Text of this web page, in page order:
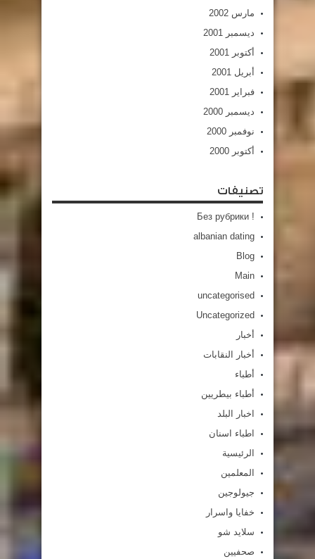
مارس 2002
ديسمبر 2001
أكتوبر 2001
أبريل 2001
فبراير 2001
ديسمبر 2000
نوفمبر 2000
أكتوبر 2000
تصنيفات
! Без рубрики
albanian dating
Blog
Main
uncategorised
Uncategorized
أخبار
أخبار النقابات
أطباء
أطباء بيطريين
اخبار البلد
اطباء اسنان
الرئيسية
المعلمين
جيولوجين
خفايا واسرار
سلايد شو
صحفيين